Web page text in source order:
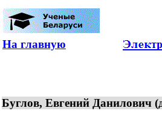
На главную
Буглов, Евгений Данилович